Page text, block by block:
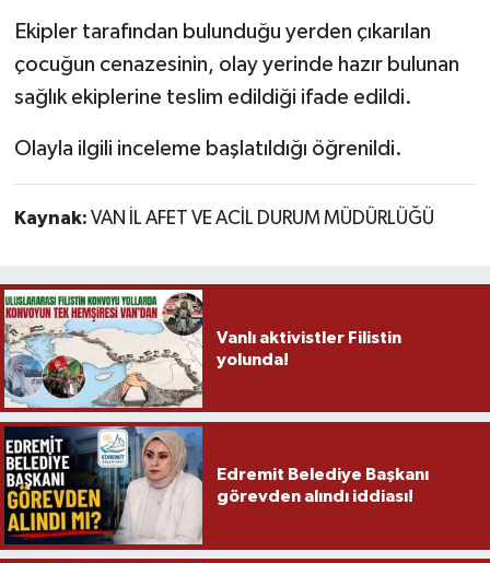
Ekipler tarafından bulunduğu yerden çıkarılan
çocuğun cenazesinin, olay yerinde hazır bulunan
sağlık ekiplerine teslim edildiği ifade edildi.
Olayla ilgili inceleme başlatıldığı öğrenildi.
Kaynak: VAN İL AFET VE ACİL DURUM MÜDÜRLÜĞÜ
Vanlı aktivistler Filistin
yolunda!
Edremit Belediye Başkanı
görevden alındı iddiası!